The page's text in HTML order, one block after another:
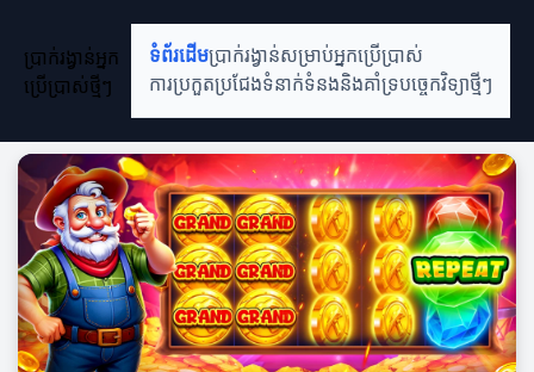
ប្រាក់រង្វាន់អ្នក
ប្រើប្រាស់ថ្មីៗ
ទំព័រដើមប្រាក់រង្វាន់សម្រាប់អ្នកប្រើប្រាស់
ការប្រកួតប្រជែងទំនាក់ទំនងនិងគាំទ្របច្ចេកវិទ្យាថ្មីៗ